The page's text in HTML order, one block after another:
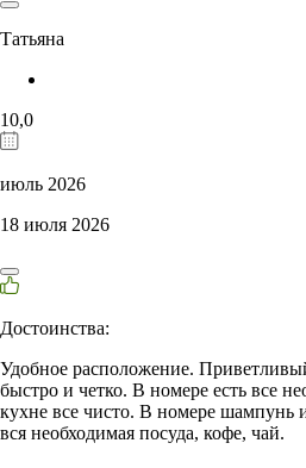
Татьяна
10,0
июль 2026
18 июля 2026
Достоинства:
Удобное расположение.
быстро и четко. В номере есть все
кухне все чисто. В номере шампунь
вся необходимая посуда, кофе, чай.